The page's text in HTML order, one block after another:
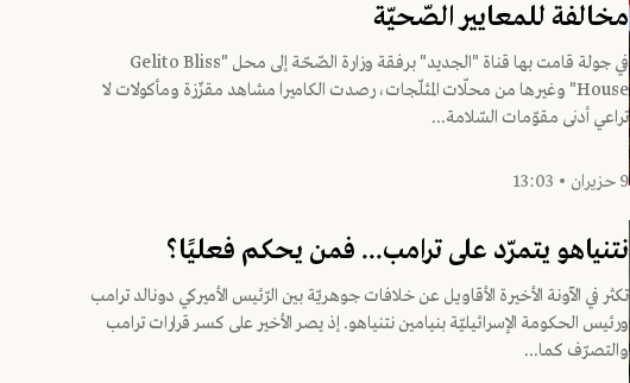
مخالفة للمعايير الصّحيّة
في جولة قامت بها قناة "الجديد" برفقة وزارة الصّحّة إلى محل "Gelito Bliss
House" وغيرها من محلّات المثلّجات، رصدت الكاميرا مشاهد مقزّزة ومأكولات لا
تراعي أدنى مقوّمات السّلامة...
9 حزيران • 13:03
نتنياهو يتمرّد على ترامب... فمن يحكم فعليًا؟
تكثر في الآونة الأخيرة الأقاويل عن خلافات جوهريّة بين الرّئيس الأميركي دونالد ترامب
ورئيس الحكومة الإسرائيليّة بنيامين نتنياهو. إذ يصر الأخير على كسر قرارات ترامب
والتصرّف كما...